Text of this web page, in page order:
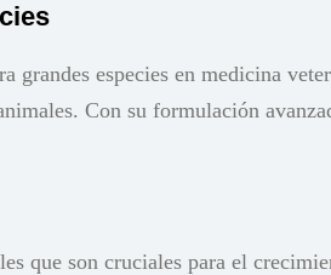
grandes especies en medicina
Con su formulación
que son cruciales para el